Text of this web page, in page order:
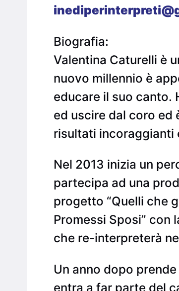
Biografia:
Valentina Caturelli è
nuovo millennio è
educare il suo canto.
ed uscire dal coro ed
risultati incoraggianti
Nel 2013 inizia un
partecipa ad una
progetto “Quelli che
Promessi Sposi” con
che re-interpreterà
Un anno dopo
entra a far parte del